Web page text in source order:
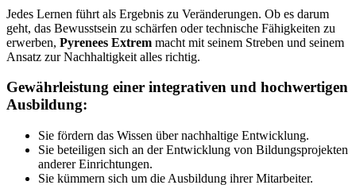
Jedes Lernen führt als Ergebnis zu Veränderungen. Ob es darum
geht, das Bewusstsein zu schärfen oder technische Fähigkeiten zu
erwerben, Pyrenees Extrem macht mit seinem Streben und seinem
Ansatz zur Nachhaltigkeit alles richtig.
Gewährleistung einer integrativen und hochwertigen
Ausbildung:
Sie fördern das Wissen über nachhaltige Entwicklung.
Sie beteiligen sich an der Entwicklung von Bildungsprojekten
anderer Einrichtungen.
Sie kümmern sich um die Ausbildung ihrer Mitarbeiter.